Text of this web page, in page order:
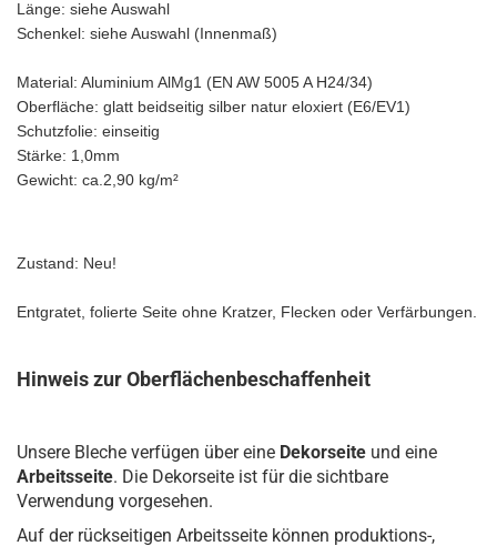
Länge: siehe Auswahl
Schenkel: siehe Auswahl (Innenmaß)
Material: Aluminium AlMg1 (EN AW 5005 A H24/34)
Oberfläche: glatt beidseitig silber natur eloxiert (E6/EV1)
Schutzfolie: einseitig
Stärke: 1,0mm
Gewicht: ca.2,90 kg/m²
Zustand: Neu!
Entgratet, folierte Seite ohne Kratzer, Flecken oder Verfärbungen.
Hinweis zur Oberflächenbeschaffenheit
Unsere Bleche verfügen über eine Dekorseite und eine
Arbeitsseite. Die Dekorseite ist für die sichtbare
Verwendung vorgesehen.
Auf der rückseitigen Arbeitsseite können produktions-,